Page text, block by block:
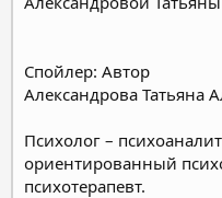
Спойлер: Автор
Александрова Татьяна
Психолог –
ориентированный
психотерапевт.